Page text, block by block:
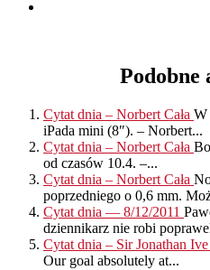
Podobne
Cytat dnia – Norbert Cała W
iPada mini (8″). – Norbert...
Cytat dnia – Norbert Cała
od czasów 10.4. –...
Cytat dnia – Norbert Cała
poprzedniego o 0,6 mm.
Cytat dnia — 8/12/2011
dziennikarz nie robi
Cytat dnia – Sir Jonathan Ive
Our goal absolutely at...